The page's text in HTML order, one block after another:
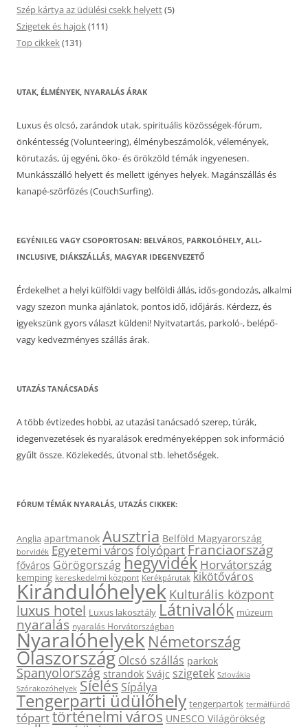
Szép kártya az üdülési csekk helyett(5)
Szigetek és hajok (111)
Top cikkek (131)
UTAK, ÉLMÉNYEK, NYARALÁS ÁRAK
Luxus és olcsó, zarándok utak, spirituális közösségek-fórum,
önkéntesség (Volunteering), élménybeszámolók, vélemények,
körutazás, új egyéni, öko- és örökzöld témák ingyenesen.
Munkásszálló helyett és mellett igényes helyek. Magánszállás és
kanapé-szörfözés (CouchSurfing).
EGYÉNILEG VAGY CSOPORTOSAN: BELVÁROS, PARKOLÓHELY, ALL-
INCLUSIVE, DIÁKSZÁLLÁS, MAGYAR IDEGENVEZETŐ
Érdekelhet a helyi külföldi vagy belföldi állás, idős-gondozás, alkalmi
vagy szezon munka ajánlatok, pontos idő, időjárás. Kérdezz, és
igyekszünk gyors választ küldeni! Nyitvatartás, parkoló-, belépő-
vagy kedvezményes szállás árak.
UTAZÁS TANÁCSADÁS
A több évtizedes hobbi, az utazási tanácsadó szerep, túrák,
idegenvezetések és nyaralások eredményeképpen sok információ
gyűlt össze. Közlekedés, útvonal stb. lehetőségek.
FÓRUM TÉMÁK NYARALÁS, UTAZÁS CIKKEK:
Anglia apartmanok Ausztria Belföld Magyarország
borvidék Egyetemi városfolyópartFranciaország
főváros Görögországhegyvidék Horvátország
kemping kereskedelmi központ Kerékpárutak kikötőváros
Kirándulóhelyek Kulturális központ
luxus hotel Luxus lakosztály Látnivalók múzeum
nyaralás nyaralás Horvátországban
Nyaralóhelyek Németország
Olaszország Olcsó szállás parkok
Spanyolország strandok Svájc szigetek Szlovákia
Szórakozóhelyek Síelés Sípálya
Tengerparti üdülőhely tengerpartok termálfürdő
tóparttörténelmi város UNESCO Világörökség